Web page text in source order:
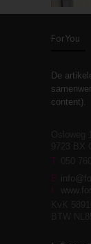
ForYou
De
content).
T
E